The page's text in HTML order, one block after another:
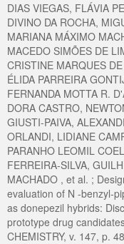
DIAS VIEGAS, FLÁVIA
DIVINO DA ROCHA,
MARIANA MÁXIMO
MACEDO SIMÕES DE
CRISTINE MARQUES
ÉLIDA PARREIRA
FERNANDA MOTTA R.
DORA CASTRO,
GIUSTI-PAIVA,
ORLANDI, LIDIANE
PARANHO LEOMIL
FERREIRA-SILVA,
MACHADO , et al. ;
evaluation of N -benzyl-
as donepezil hybrids:
prototype drug
CHEMISTRY, v. 147, p.